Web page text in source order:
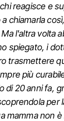
reagisce e
chiamarla
l'altra volta
spiegato, i
trasmettere
più
di 20 anni fa,
per
mamma non